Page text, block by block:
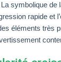
symbolique de
rapide et
éléments très